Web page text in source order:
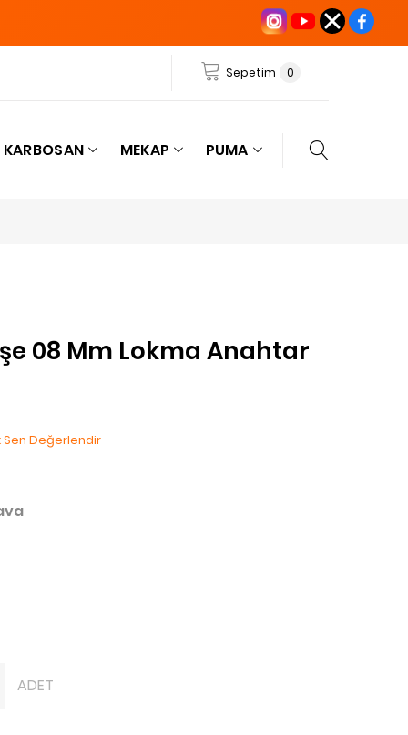
Sepetim 0
KARBOSAN MEKAP PUMA
08 Mm Lokma Anahtar
Sen Değerlendir
ADET